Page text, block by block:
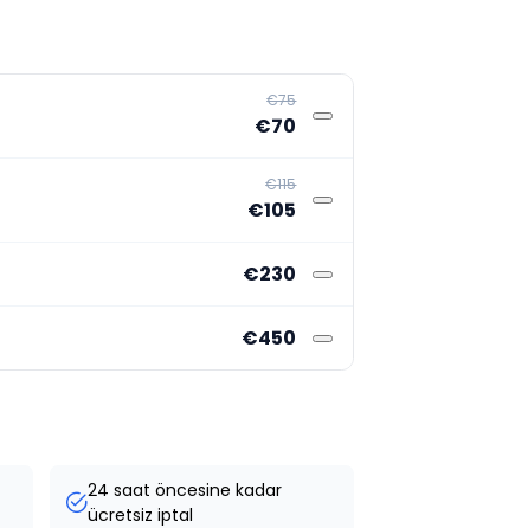
€75
€70
€115
€105
€230
€450
24 saat öncesine kadar
ücretsiz iptal